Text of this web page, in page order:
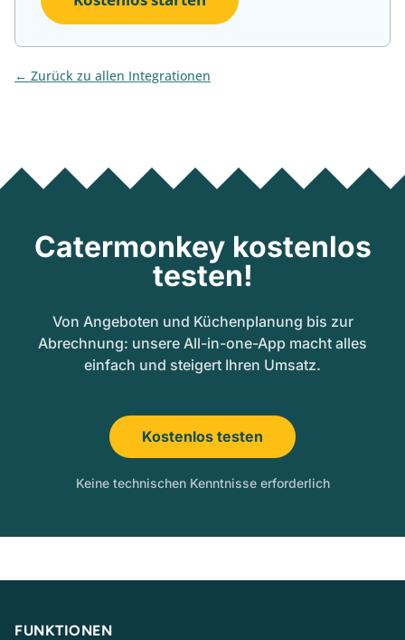
Zurück zu allen Integrationen
Catermonkey kostenlos
testen!
Von Angeboten und Küchenplanung bis zur
Abrechnung: unsere All-in-one-App macht alles
einfach und steigert Ihren Umsatz.
Kostenlos testen
Keine technischen Kenntnisse erforderlich
FUNKTIONEN